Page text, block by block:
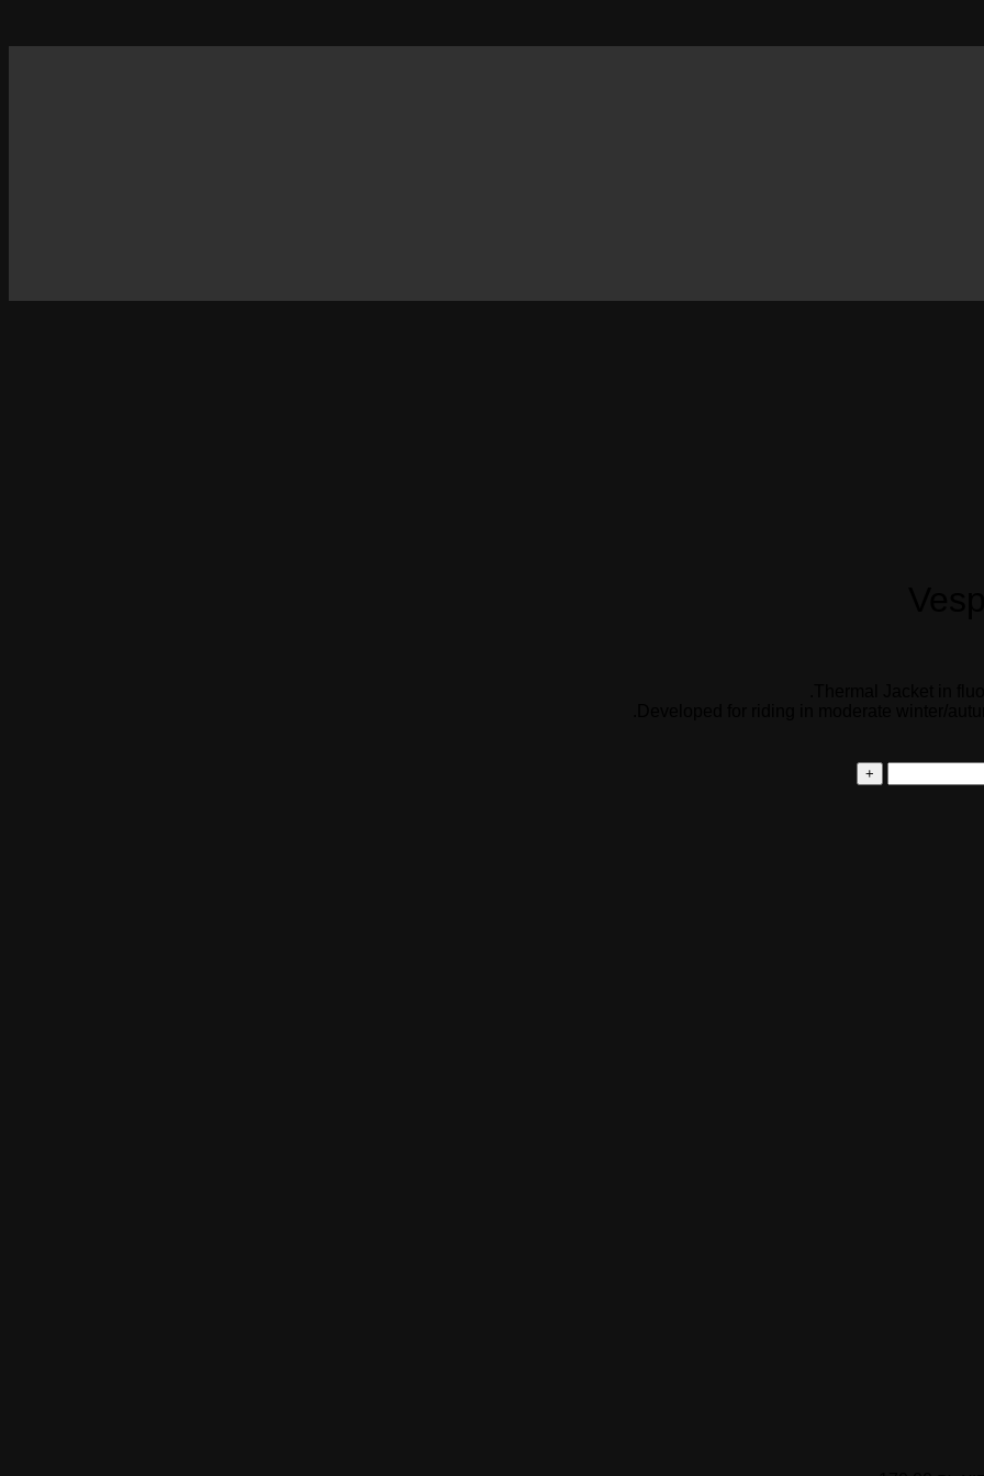
Thermal Jacket in